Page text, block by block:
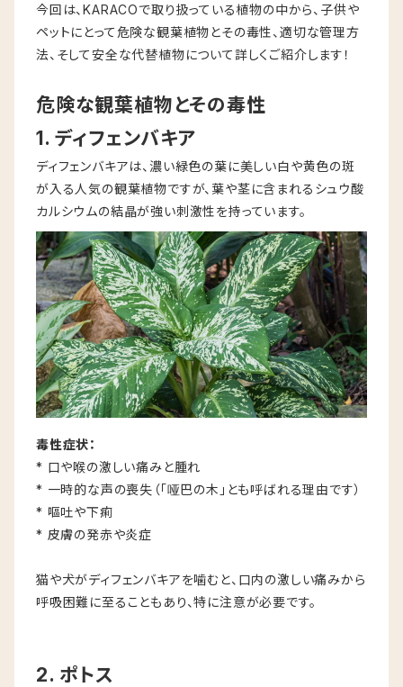
今回は、KARACOで取り扱っている植物の中から、子供や
ペットにとって危険な観葉植物とその毒性、適切な管理方
法、そして安全な代替植物について詳しくご紹介します！
危険な観葉植物とその毒性
1. ディフェンバキア
ディフェンバキアは、濃い緑色の葉に美しい白や黄色の斑
が入る人気の観葉植物ですが、葉や茎に含まれるシュウ酸
カルシウムの結晶が強い刺激性を持っています。
毒性症状：
* 口や喉の激しい痛みと腫れ
* 一時的な声の喪失（「哑巴の木」とも呼ばれる理由です）
* 嘔吐や下痢
* 皮膚の発赤や炎症
猫や犬がディフェンバキアを噛むと、口内の激しい痛みから
呼吸困難に至ることもあり、特に注意が必要です。
2. ポトス